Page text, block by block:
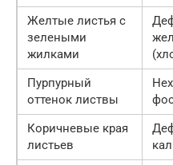
Желтые листья с
зелеными
жилками
Пурпурный
оттенок листвы
Коричневые края
листьев